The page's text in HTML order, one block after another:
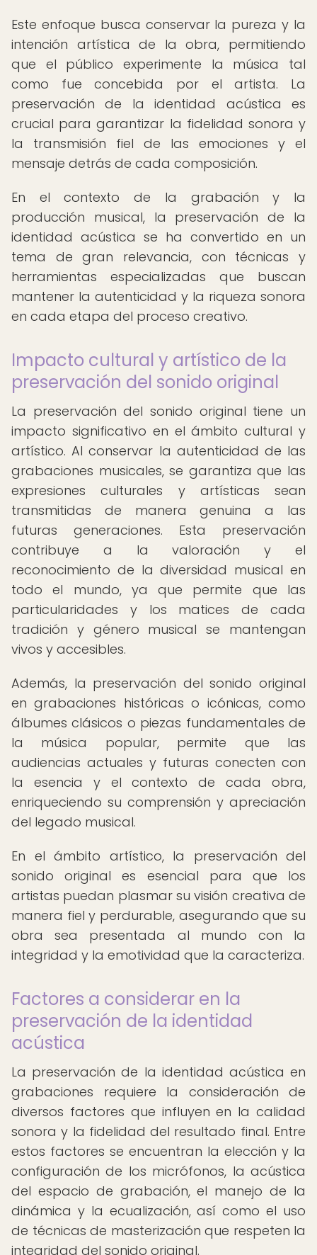
Este enfoque busca conservar la pureza y la
intención artística de la obra, permitiendo
que el público experimente la música tal
como fue concebida por el artista. La
preservación de la identidad acústica es
crucial para garantizar la fidelidad sonora y
la transmisión fiel de las emociones y el
mensaje detrás de cada composición.
En el contexto de la grabación y la
producción musical, la preservación de la
identidad acústica se ha convertido en un
tema de gran relevancia, con técnicas y
herramientas especializadas que buscan
mantener la autenticidad y la riqueza sonora
en cada etapa del proceso creativo.
Impacto cultural y artístico de la
preservación del sonido original
La preservación del sonido original tiene un
impacto significativo en el ámbito cultural y
artístico. Al conservar la autenticidad de las
grabaciones musicales, se garantiza que las
expresiones culturales y artísticas sean
transmitidas de manera genuina a las
futuras generaciones. Esta preservación
contribuye a la valoración y el
reconocimiento de la diversidad musical en
todo el mundo, ya que permite que las
particularidades y los matices de cada
tradición y género musical se mantengan
vivos y accesibles.
Además, la preservación del sonido original
en grabaciones históricas o icónicas, como
álbumes clásicos o piezas fundamentales de
la música popular, permite que las
audiencias actuales y futuras conecten con
la esencia y el contexto de cada obra,
enriqueciendo su comprensión y apreciación
del legado musical.
En el ámbito artístico, la preservación del
sonido original es esencial para que los
artistas puedan plasmar su visión creativa de
manera fiel y perdurable, asegurando que su
obra sea presentada al mundo con la
integridad y la emotividad que la caracteriza.
Factores a considerar en la
preservación de la identidad
acústica
La preservación de la identidad acústica en
grabaciones requiere la consideración de
diversos factores que influyen en la calidad
sonora y la fidelidad del resultado final. Entre
estos factores se encuentran la elección y la
configuración de los micrófonos, la acústica
del espacio de grabación, el manejo de la
dinámica y la ecualización, así como el uso
de técnicas de masterización que respeten la
integridad del sonido original.